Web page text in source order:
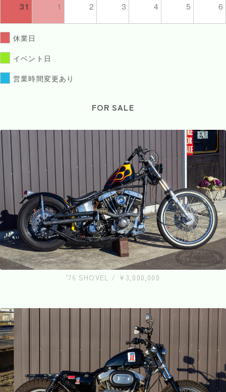
31 1 2 3 4 5 6
休業日
イベント日
営業時間変更あり
FOR SALE
'76 SHOVEL / ¥3,000,000